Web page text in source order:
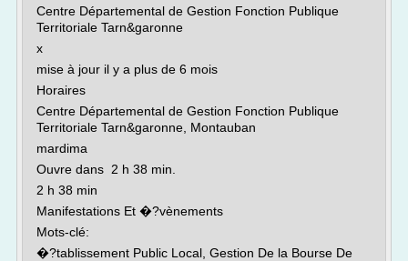
Centre Départemental de Gestion Fonction Publique
Territoriale Tarn&garonne
x
mise à jour il y a plus de 6 mois
Horaires
Centre Départemental de Gestion Fonction Publique
Territoriale Tarn&garonne, Montauban
mardima
Ouvre dans 2 h 38 min.
2 h 38 min
Manifestations Et �?vènements
Mots-clé:
�?tablissement Public Local, Gestion De la Bourse De